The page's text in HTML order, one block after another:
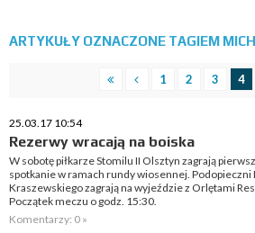
ARTYKUŁY OZNACZONE TAGIEM
1 2 3 4
25.03.17 10:54
Rezerwy wracają na boiska
W sobotę piłkarze Stomilu II Olsztyn zagrają
spotkanie w ramach rundy wiosennej. Podopieczni
Kraszewskiego zagrają na wyjeździe z Orlętami
Początek meczu o godz. 15:30.
Komentarzy: 0 »